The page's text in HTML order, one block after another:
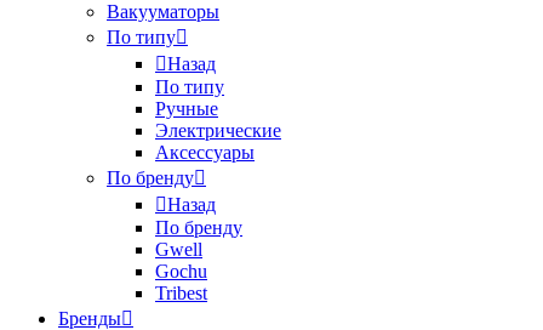
Вакууматоры
По типу
Назад
По типу
Ручные
Электрические
Аксессуары
По бренду
Назад
По бренду
Gwell
Gochu
Tribest
Бренды